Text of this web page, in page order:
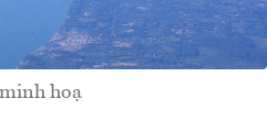
hoạ